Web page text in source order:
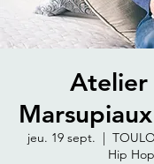
Atelier
jeu. 19 sept.
  |
Hip